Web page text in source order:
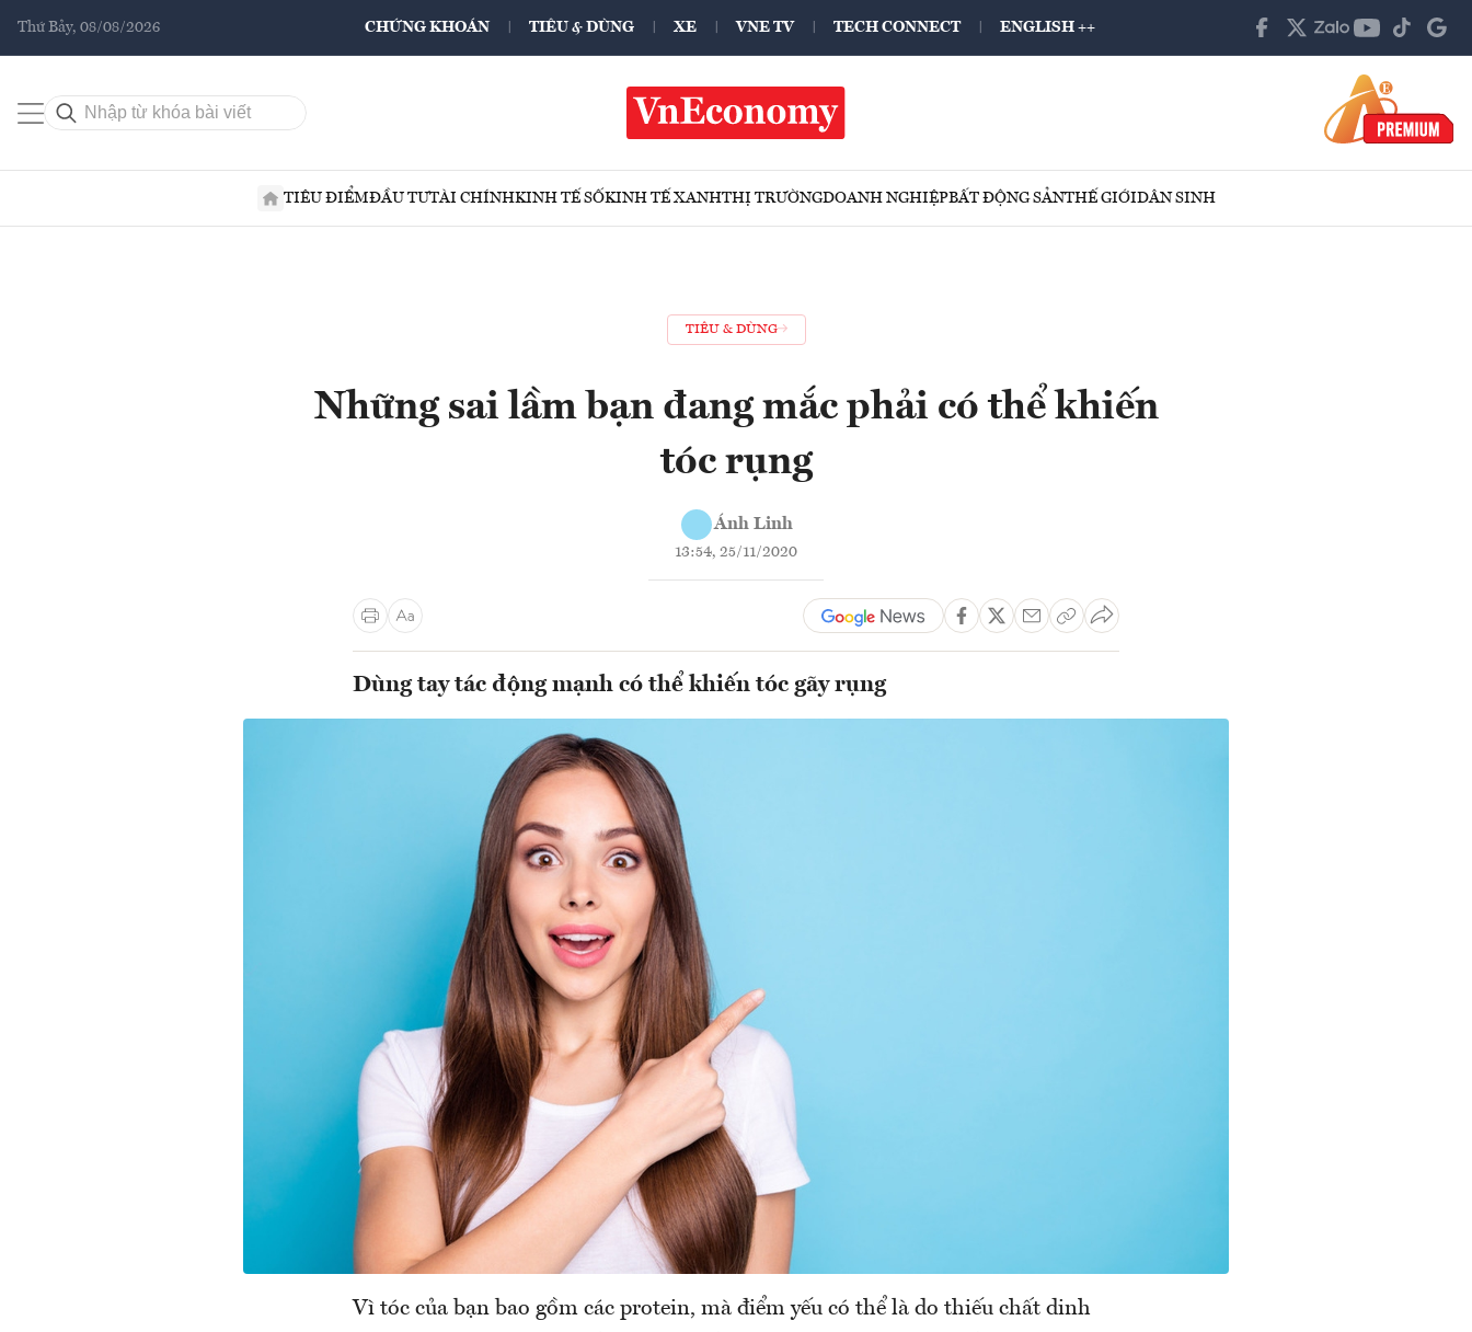
Thứ Bảy, 08/08/2026 CHỨNG KHOÁN TIÊU & DÙNG XE VNE TV TECH CONNECT ENGLISH ++
TIÊU ĐIỂMĐẦU TƯTÀI CHÍNHKINH TẾ SỐKINH TẾ XANHTHỊ TRƯỜNGDOANH NGHIỆPBẤT ĐỘNG SẢNTHẾ GIỚIDÂN SINH
TIÊU & DÙNG
Những sai lầm bạn đang mắc phải có thể khiến
tóc rụng
Ánh Linh
13:54, 25/11/2020
Dùng tay tác động mạnh có thể khiến tóc gãy rụng
Vì tóc của bạn bao gồm các protein, mà điểm yếu có thể là do thiếu chất dinh